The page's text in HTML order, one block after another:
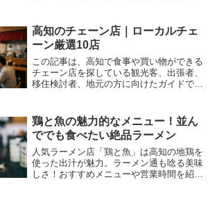
高知のチェーン店｜ローカルチェ
ーン厳選10店
この記事は、高知で食事や買い物ができる
チェーン店を探している観光客、出張者、
移住検討者、地元の方に向けたガイドで
魅力や選び方をわかりやすくまとめまし
た。居酒屋、食堂...
鶏と魚の魅力的なメニュー！並ん
ででも食べたい絶品ラーメン
人気ラーメン店「鶏と魚」は高知の地鶏を
使った出汁が魅力。ラーメン通も唸る美味
しさ！おすすめメニューや営業時間を紹